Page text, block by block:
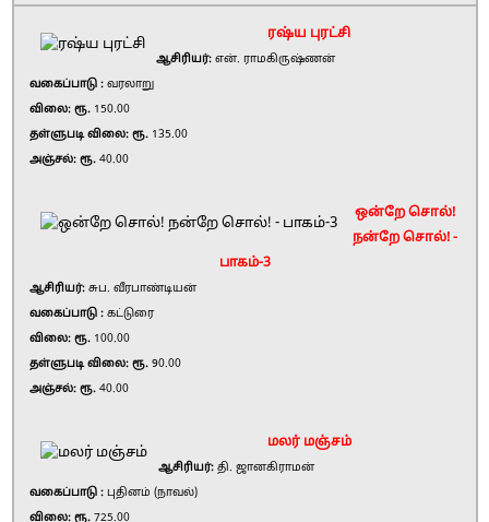
ரஷ்ய புரட்சி
ஆசிரியர்: என். ராமகிருஷ்ணன்
வகைப்பாடு : வரலாறு
விலை: ரூ. 150.00
தள்ளுபடி விலை: ரூ. 135.00
அஞ்சல்: ரூ. 40.00
ஒன்றே சொல்!
நன்றே சொல்! -
பாகம்-3
ஆசிரியர்: சுப. வீரபாண்டியன்
வகைப்பாடு : கட்டுரை
விலை: ரூ. 100.00
தள்ளுபடி விலை: ரூ. 90.00
அஞ்சல்: ரூ. 40.00
மலர் மஞ்சம்
ஆசிரியர்: தி. ஜானகிராமன்
வகைப்பாடு : புதினம் (நாவல்)
விலை: ரூ. 725.00